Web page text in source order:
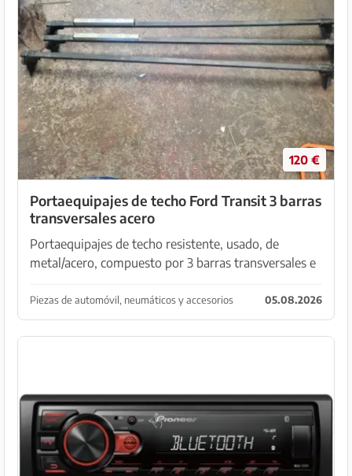
120 €
Portaequipajes de techo Ford Transit 3 barras
transversales acero
Portaequipajes de techo resistente, usado, de
metal/acero, compuesto por 3 barras transversales e
Escaleras Tuberías Madera Materiales de constru...
Piezas de automóvil, neumáticos y accesorios 05.08.2026